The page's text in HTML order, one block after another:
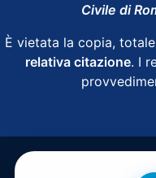
Civile di
È vietata la copia,
relativa citazione. I